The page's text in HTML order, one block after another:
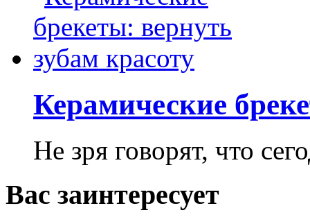
Керамические
Не зря говорят, что
Вас заинтересует